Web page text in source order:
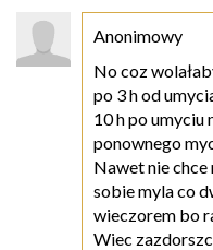
Anonimowy
No coz
po 3 h od
10 h po umyciu
ponownego
Nawet nie
sobie myla co
wieczorem bo
Wiec